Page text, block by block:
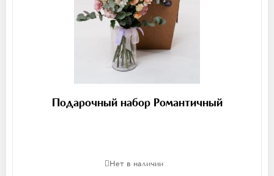
Подарочный набор Романтичный
Нет в наличии